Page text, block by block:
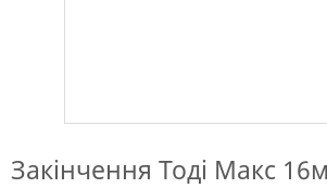
Закінчення Тоді Макс